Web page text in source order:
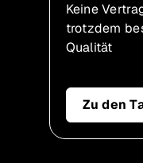
Keine
trotzdem
Qualität
Zu den